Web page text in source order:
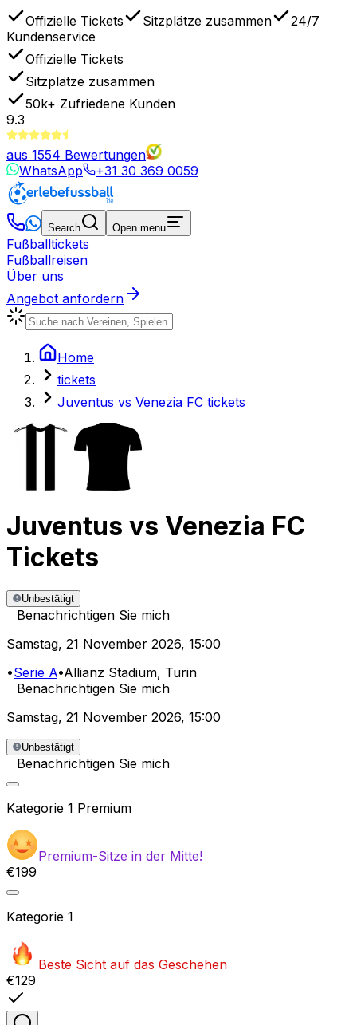
Offizielle Tickets Sitzplätze zusammen
24/7
Kundenservice
Offizielle Tickets
Sitzplätze zusammen
50k+ Zufriedene Kunden
9.3
aus 1554 Bewertungen
WhatsApp
+31 30 369 0059
Search Open menu
Fußballtickets
Fußballreisen
Über uns
Angebot anfordern
Home
tickets
Juventus vs Venezia FC tickets
Juventus vs Venezia FC
Tickets
Unbestätigt
Benachrichtigen Sie mich
Samstag, 21 November 2026, 15:00
•Serie A•Allianz Stadium, Turin
Benachrichtigen Sie mich
Samstag, 21 November 2026, 15:00
Unbestätigt
Benachrichtigen Sie mich
Kategorie 1 Premium
Premium-Sitze in der Mitte!
€199
Kategorie 1
Beste Sicht auf das Geschehen
€129